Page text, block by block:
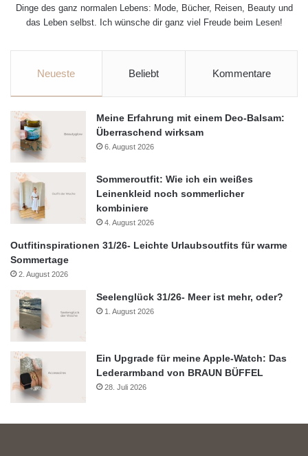
Dinge des ganz normalen Lebens: Mode, Bücher, Reisen, Beauty und
das Leben selbst. Ich wünsche dir ganz viel Freude beim Lesen!
Neueste Beliebt Kommentare
Meine Erfahrung mit einem Deo-Balsam:
Überraschend wirksam
6. August 2026
Sommeroutfit: Wie ich ein weißes
Leinenkleid noch sommerlicher
kombiniere
4. August 2026
Outfitinspirationen 31/26- Leichte Urlaubsoutfits für warme
Sommertage
2. August 2026
Seelenglück 31/26- Meer ist mehr, oder?
1. August 2026
Ein Upgrade für meine Apple-Watch: Das
Lederarmband von BRAUN BÜFFEL
28. Juli 2026